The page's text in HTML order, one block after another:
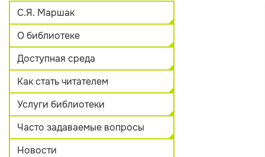
С.Я. Маршак
О библиотеке
Доступная среда
Как стать читателем
Услуги библиотеки
Часто задаваемые вопросы
Новости